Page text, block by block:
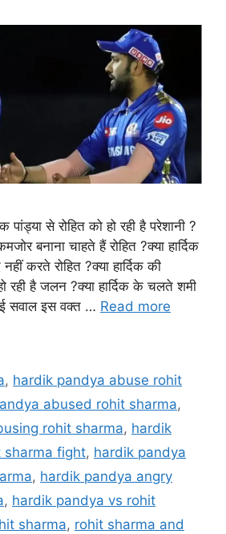
पांड्या से रोहित को हो रही है परेशानी ?
बनाना चाहते हैं रोहित ?क्या हार्दिक
करते रोहित ?क्या हार्दिक की
रही है जलन ?क्या हार्दिक के चलते शमी
सवाल इस वक्त … Read more
, hardik pandya abuse rohit
abused rohit sharma,
rohit sharma, hardik
sharma fight, hardik pandya
, hardik pandya angry
, hardik pandya vs rohit
sharma, rohit sharma and